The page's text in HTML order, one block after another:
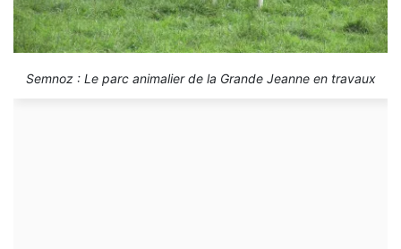
Semnoz : Le parc animalier de la Grande Jeanne en travaux